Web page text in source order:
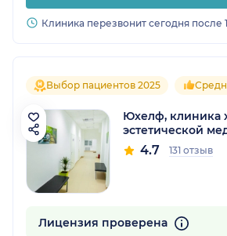
Клиника перезвонит сегодня после
Выбор пациентов 2025
Юхелф, клиника
эстетической
4.7 131 отзыв
Лицензия проверена